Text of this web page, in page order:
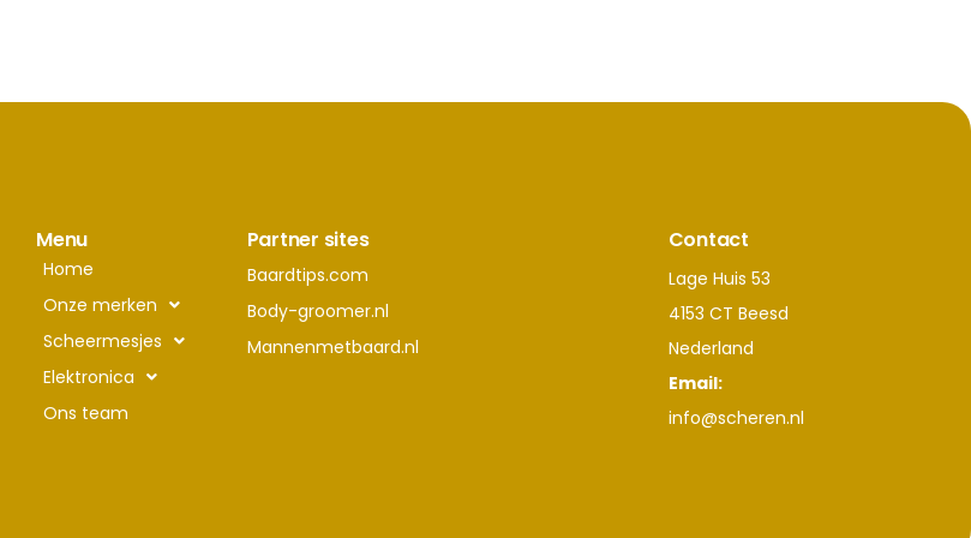
Menu
Home
Onze merken
Scheermesjes
Elektronica
Ons team
Partner sites
Baardtips.com
Body-groomer.nl
Mannenmetbaard.nl
Contact
Lage Huis 53
4153 CT Beesd
Nederland
Email:
info@scheren.nl